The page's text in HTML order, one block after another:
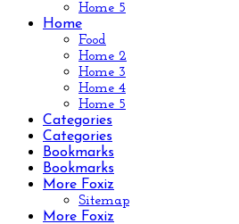
Home 5
Home
Food
Home 2
Home 3
Home 4
Home 5
Categories
Categories
Bookmarks
Bookmarks
More Foxiz
Sitemap
More Foxiz